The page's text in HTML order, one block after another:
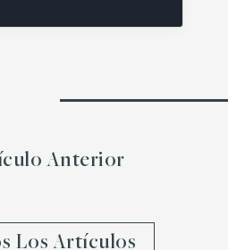
Anterior
Los Artículos